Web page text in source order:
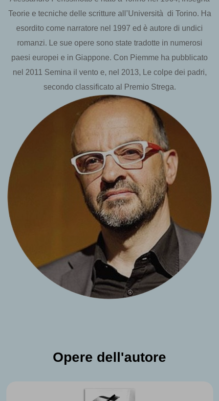
Teorie e tecniche delle scritture all’Università di Torino. Ha
esordito come narratore nel 1997 ed è autore di undici
romanzi. Le sue opere sono state tradotte in numerosi
paesi europei e in Giappone. Con Piemme ha pubblicato
nel 2011 Semina il vento e, nel 2013, Le colpe dei padri,
secondo classificato al Premio Strega.
Opere dell'autore